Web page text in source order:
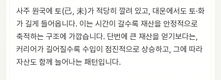
사주 원국에 토(己, 未)가 적당히 깔려 있고, 대운에서도 토·화
가 길게 들어옵니다. 이는 시간이 갈수록 재산을 안정적으로
축적하는 구조에 가깝습니다. 단번에 큰 재산을 얻기보다는,
커리어가 길어질수록 수입이 점진적으로 상승하고, 그에 따라
자산도 함께 늘어나는 패턴입니다.